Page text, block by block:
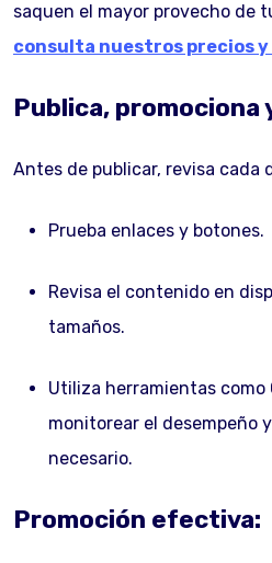
saquen el mayor provecho de
consulta nuestros precios
Publica, promociona
Antes de publicar, revisa cada
Prueba enlaces y botones.
Revisa el contenido en
tamaños.
Utiliza herramientas como
monitorear el desempeño
necesario.
Promoción efectiva: